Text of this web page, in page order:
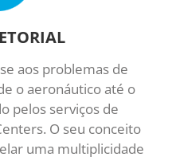
aos problemas de
o aeronáutico até o
pelos serviços de
O seu conceito
uma multiplicidade